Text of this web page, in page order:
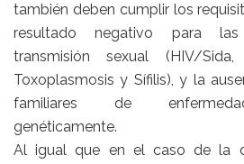
también deben cumplir los
resultado negativo para
transmisión sexual (HIV/
Toxoplasmosis y Sífilis), y la
familiares de
genéticamente.
Al igual que en el caso de la